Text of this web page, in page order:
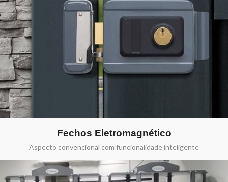
Fechos Eletromagnético
Aspecto convencional com funcionalidade inteligente